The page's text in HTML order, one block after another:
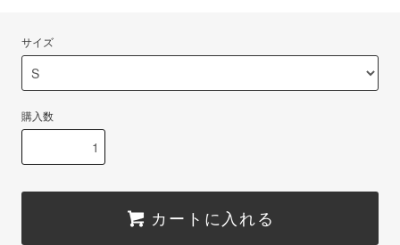
サイズ
購入数
カートに入れる